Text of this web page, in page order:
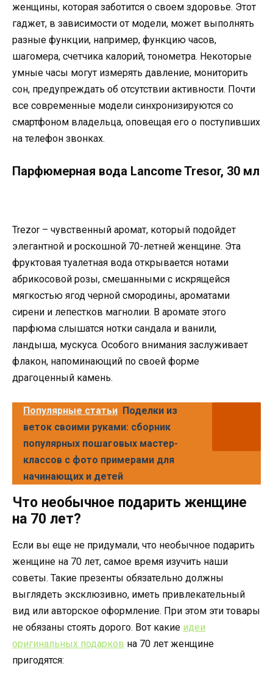
женщины, которая заботится о своем здоровье. Этот
гаджет, в зависимости от модели, может выполнять
разные функции, например, функцию часов,
шагомера, счетчика калорий, тонометра. Некоторые
умные часы могут измерять давление, мониторить
сон, предупреждать об отсутствии активности. Почти
все современные модели синхронизируются со
смартфоном владельца, оповещая его о поступивших
на телефон звонках.
Парфюмерная вода Lancome Tresor, 30 мл
Trezor – чувственный аромат, который подойдет
элегантной и роскошной 70-летней женщине. Эта
фруктовая туалетная вода открывается нотами
абрикосовой розы, смешанными с искрящейся
мягкостью ягод черной смородины, ароматами
сирени и лепестков магнолии. В аромате этого
парфюма слышатся нотки сандала и ванили,
ландыша, мускуса. Особого внимания заслуживает
флакон, напоминающий по своей форме
драгоценный камень.
Популярные статьи Поделки из
веток своими руками: сборник
популярных пошаговых мастер-
классов с фото примерами для
начинающих и детей
Что необычное подарить женщине
на 70 лет?
Если вы еще не придумали, что необычное подарить
женщине на 70 лет, самое время изучить наши
советы. Такие презенты обязательно должны
выглядеть эксклюзивно, иметь привлекательный
вид или авторское оформление. При этом эти товары
не обязаны стоять дорого. Вот какие идеи
оригинальных подарков на 70 лет женщине
пригодятся: